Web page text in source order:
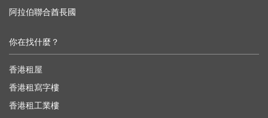
阿拉伯聯合酋長國
你在找什麼？
香港租屋
香港租寫字樓
香港租工業樓